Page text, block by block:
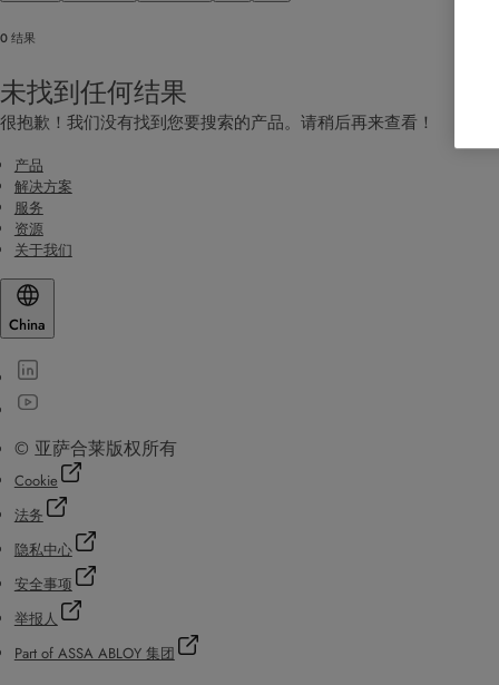
0 结果
未找到任何结果
很抱歉！我们没有找到您要搜索的产品。请稍后再来查看！
产品
解决方案
服务
资源
关于我们
China
© 亚萨合莱版权所有
Cookie
法务
隐私中心
安全事项
举报人
Part of ASSA ABLOY 集团